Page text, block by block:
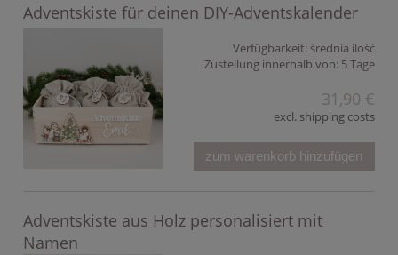
Adventskiste für deinen DIY-Adventskalender
Verfügbarkeit: średnia ilość
Zustellung innerhalb von: 5 Tage
31,90 €
excl. shipping costs
zum warenkorb hinzufügen
Adventskiste aus Holz personalisiert mit
Namen